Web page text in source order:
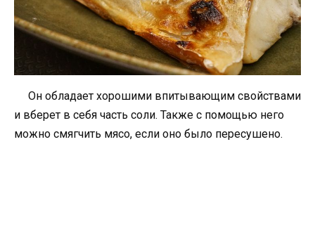
Он обладает хорошими впитывающим свойствами
и вберет в себя часть соли. Также с помощью него
можно смягчить мясо, если оно было пересушено.